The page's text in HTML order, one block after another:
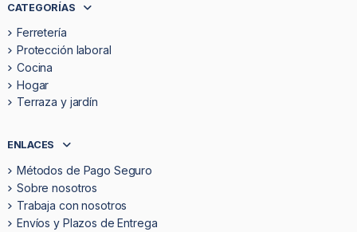
CATEGORÍAS
Ferretería
Protección laboral
Cocina
Hogar
Terraza y jardín
ENLACES
Métodos de Pago Seguro
Sobre nosotros
Trabaja con nosotros
Envíos y Plazos de Entrega